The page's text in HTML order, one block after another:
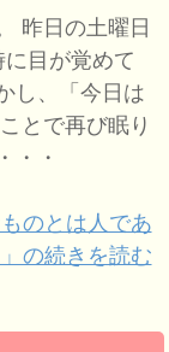
昨日の土曜日
目が覚めて
し、「今日は
とで再び眠り
・・
のとは人であ
の続きを読む